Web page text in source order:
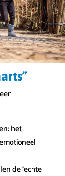
het
de ‘echte